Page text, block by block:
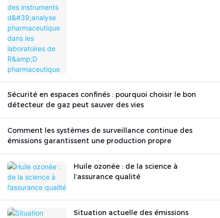
Sécurité en espaces confinés : pourquoi choisir le bon
détecteur de gaz peut sauver des vies
Comment les systèmes de surveillance continue des
émissions garantissent une production propre
Huile ozonée : de la science à
l’assurance qualité
Situation actuelle des émissions